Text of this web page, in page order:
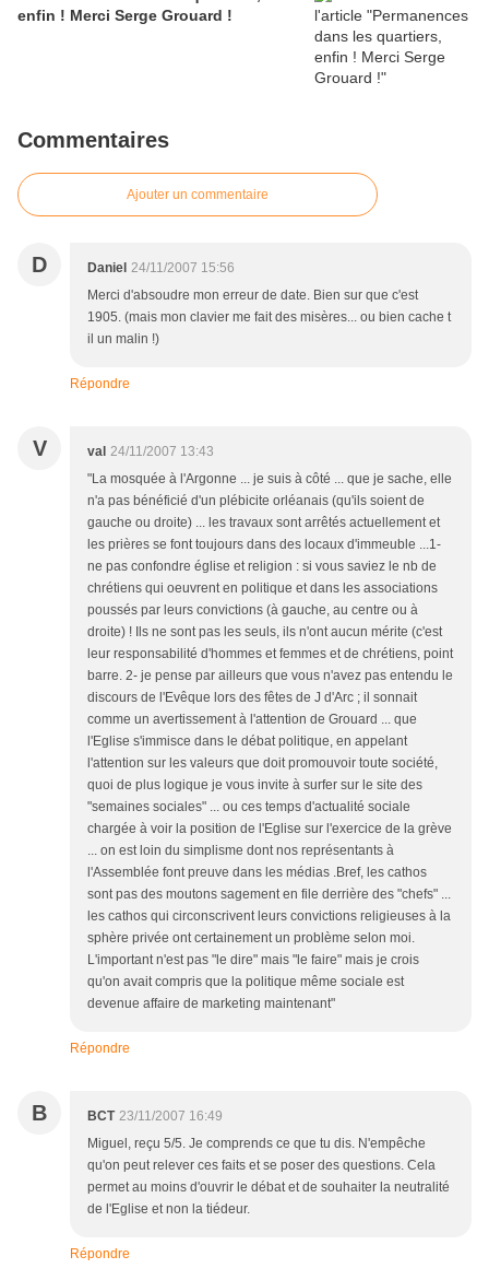
enfin ! Merci Serge Grouard !
Commentaires
Ajouter un commentaire
D Daniel 24/11/2007 15:56
Merci d'absoudre mon erreur de date. Bien sur que c'est
1905. (mais mon clavier me fait des misères... ou bien cache t
il un malin !)
Répondre
V val 24/11/2007 13:43
"La mosquée à l'Argonne ... je suis à côté ... que je sache, elle
n'a pas bénéficié d'un plébicite orléanais (qu'ils soient de
gauche ou droite) ... les travaux sont arrêtés actuellement et
les prières se font toujours dans des locaux d'immeuble ...1-
ne pas confondre église et religion : si vous saviez le nb de
chrétiens qui oeuvrent en politique et dans les associations
poussés par leurs convictions (à gauche, au centre ou à
droite) ! Ils ne sont pas les seuls, ils n'ont aucun mérite (c'est
leur responsabilité d'hommes et femmes et de chrétiens, point
barre. 2- je pense par ailleurs que vous n'avez pas entendu le
discours de l'Evêque lors des fêtes de J d'Arc ; il sonnait
comme un avertissement à l'attention de Grouard ... que
l'Eglise s'immisce dans le débat politique, en appelant
l'attention sur les valeurs que doit promouvoir toute société,
quoi de plus logique je vous invite à surfer sur le site des
"semaines sociales" ... ou ces temps d'actualité sociale
chargée à voir la position de l'Eglise sur l'exercice de la grève
... on est loin du simplisme dont nos représentants à
l'Assemblée font preuve dans les médias .Bref, les cathos
sont pas des moutons sagement en file derrière des "chefs" ...
les cathos qui circonscrivent leurs convictions religieuses à la
sphère privée ont certainement un problème selon moi.
L'important n'est pas "le dire" mais "le faire" mais je crois
qu'on avait compris que la politique même sociale est
devenue affaire de marketing maintenant"
Répondre
B BCT 23/11/2007 16:49
Miguel, reçu 5/5. Je comprends ce que tu dis. N'empêche
qu'on peut relever ces faits et se poser des questions. Cela
permet au moins d'ouvrir le débat et de souhaiter la neutralité
de l'Eglise et non la tiédeur.
Répondre